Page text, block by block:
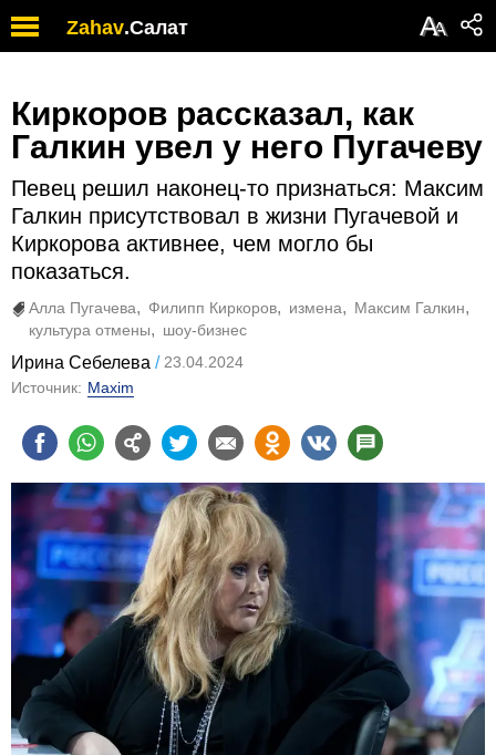
Zahav.Салат АА
Киркоров рассказал, как
Галкин увел у него Пугачеву
Певец решил наконец-то признаться: Максим
Галкин присутствовал в жизни Пугачевой и
Киркорова активнее, чем могло бы
показаться.
Алла Пугачева Филипп Киркоров измена
Максим Галкин
культура отмены
шоу-бизнес
Ирина Себелева
23.04.2024
Источник: Maxim